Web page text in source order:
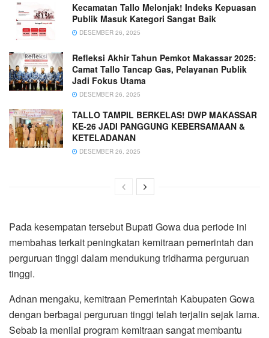
Kecamatan Tallo Melonjak! Indeks Kepuasan
Publik Masuk Kategori Sangat Baik
DESEMBER 26, 2025
Refleksi Akhir Tahun Pemkot Makassar 2025:
Camat Tallo Tancap Gas, Pelayanan Publik
Jadi Fokus Utama
DESEMBER 26, 2025
TALLO TAMPIL BERKELAS! DWP MAKASSAR
KE-26 JADI PANGGUNG KEBERSAMAAN &
KETELADANAN
DESEMBER 26, 2025
Pada kesempatan tersebut Bupati Gowa dua periode ini
membahas terkait peningkatan kemitraan pemerintah dan
perguruan tinggi dalam mendukung tridharma perguruan
tinggi.
Adnan mengaku, kemitraan Pemerintah Kabupaten Gowa
dengan berbagai perguruan tinggi telah terjalin sejak lama.
Sebab ia menilai program kemitraan sangat membantu